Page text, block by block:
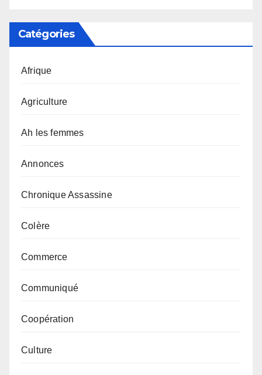
Catégories
Afrique
Agriculture
Ah les femmes
Annonces
Chronique Assassine
Colère
Commerce
Communiqué
Coopération
Culture